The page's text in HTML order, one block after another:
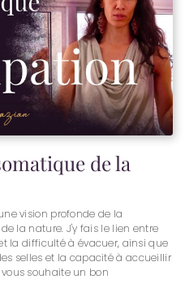
de la
vision profonde de la
la nature. J'y fais le lien entre
la difficulté à évacuer, ainsi que
selles et la capacité à accueillir
souhaite un bon